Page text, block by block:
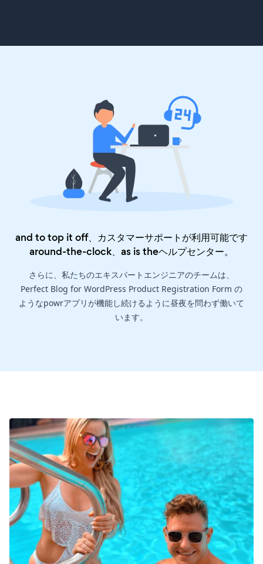
and to top it off、カスタマーサポートが利用可能です
around-the-clock、as is theヘルプセンター。
さらに、私たちのエキスパートエンジニアのチームは、
Perfect Blog for WordPress Product Registration Form の
ようなpowrアプリが機能し続けるように昼夜を問わず働いて
います。